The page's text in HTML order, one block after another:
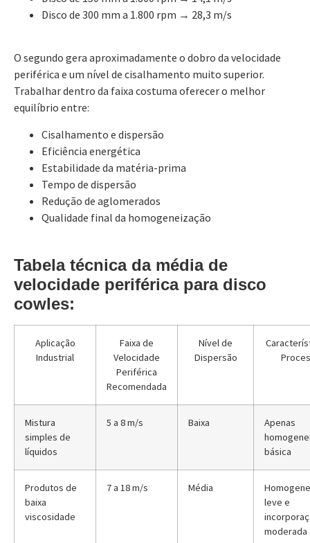
Disco de 300 mm a 1.800 rpm → 28,3 m/s
O segundo gera aproximadamente o dobro da velocidade
periférica e um nível de cisalhamento muito superior.
Trabalhar dentro da faixa costuma oferecer o melhor
equilíbrio entre:
Cisalhamento e dispersão
Eficiência energética
Estabilidade da matéria-prima
Tempo de dispersão
Redução de aglomerados
Qualidade final da homogeneização
Tabela técnica da média de
velocidade periférica para disco
cowles:
Aplicação
Industrial
Faixa de
Velocidade
Periférica
Recomendada
Nível de
Dispersão
Mistura
simples de
líquidos
5 a 8 m/s Baixa
Apenas
básica
Produtos de
baixa
viscosidade
7 a 18 m/s Média
leve e
moderada